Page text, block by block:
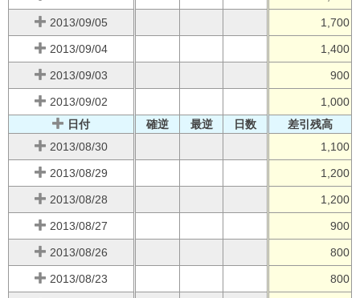
2013/09/05 1,700
2013/09/04 1,400
2013/09/03 900
2013/09/02
1,000
日付
確逆 最逆 日数
差引残高
2013/08/30
1,100
2013/08/29 1,200
2013/08/28 1,200
2013/08/27 900
2013/08/26 800
2013/08/23 800